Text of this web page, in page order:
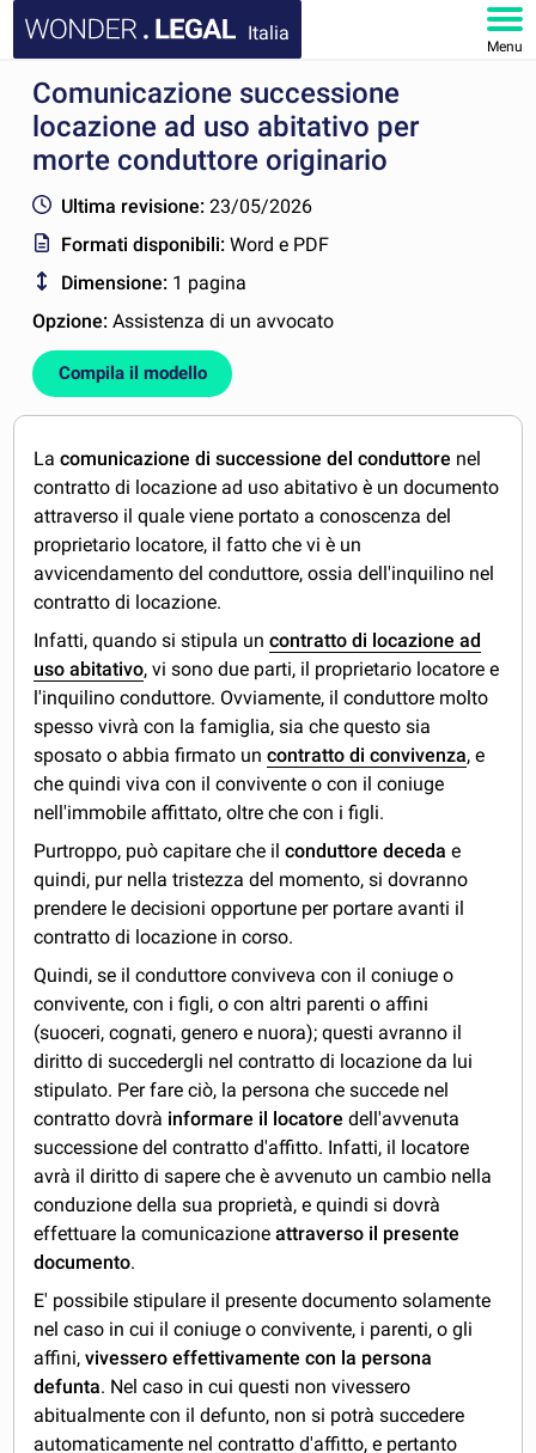
Italia
Menu
HOMEPAGE
DOCUMENTI
FAQ
IL MIO ACCOUNT
Comunicazione successione
locazione ad uso abitativo per
morte conduttore originario
Ultima revisione: 23/05/2026
Formati disponibili:Word e PDF
Dimensione: 1 pagina
Opzione:Assistenza di un avvocato
Compila il modello
La comunicazione di successione del conduttore nel
contratto di locazione ad uso abitativo è un documento
attraverso il quale viene portato a conoscenza del
proprietario locatore, il fatto che vi è un
avvicendamento del conduttore, ossia dell'inquilino nel
contratto di locazione.
Infatti, quando si stipula un contratto di locazione ad
uso abitativo, vi sono due parti, il proprietario locatore e
l'inquilino conduttore. Ovviamente, il conduttore molto
spesso vivrà con la famiglia, sia che questo sia
sposato o abbia firmato uncontratto di convivenza, e
che quindi viva con il convivente o con il coniuge
nell'immobile affittato, oltre che con i figli.
Purtroppo, può capitare che il conduttore deceda e
quindi, pur nella tristezza del momento, si dovranno
prendere le decisioni opportune per portare avanti il
contratto di locazione in corso.
Quindi, se il conduttore conviveva con il coniuge o
convivente, con i figli, o con altri parenti o affini
(suoceri, cognati, genero e nuora); questi avranno il
diritto di succedergli nel contratto di locazione da lui
stipulato. Per fare ciò, la persona che succede nel
contratto dovrà informare il locatore dell'avvenuta
successione del contratto d'affitto. Infatti, il locatore
avrà il diritto di sapere che è avvenuto un cambio nella
conduzione della sua proprietà, e quindi si dovrà
effettuare la comunicazioneattraverso il presente
documento.
E' possibile stipulare il presente documento solamente
nel caso in cui il coniuge o convivente, i parenti, o gli
affini, vivessero effettivamente con la persona
defunta. Nel caso in cui questi non vivessero
abitualmente con il defunto, non si potrà succedere
automaticamente nel contratto d'affitto, e pertanto